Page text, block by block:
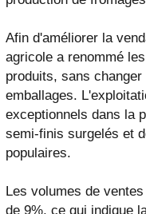
Afin d'améliorer la
agricole a renommé
produits, sans
emballages.
exceptionnels dans la
semi-finis surgelés et
populaires.
Les volumes de
de 9%, ce qui indique